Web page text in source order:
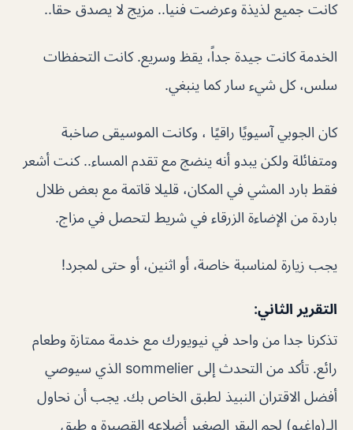
كانت جميع لذيذة وعرضت فنيا.. مزيج لا يصدق حقا..
الخدمة كانت جيدة جداً، يقظ وسريع. كانت التحفظات
سلس، كل شيء سار كما ينبغي.
كان الجوبي آسيويًا راقيًا ، وكانت الموسيقى صاخبة
ومتفائلة ولكن يبدو أنه ينضج مع تقدم المساء.. كنت أشعر
فقط بارد المشي في المكان، قليلا قاتمة مع بعض ظلال
باردة من الإضاءة الزرقاء في شريط لتحصل في مزاج.
يجب زيارة لمناسبة خاصة، أو اثنين، أو حتى لمجرد!
التقرير الثاني:
تذكرنا جدا من واحد في نيويورك مع خدمة ممتازة وطعام
رائع. تأكد من التحدث إلى sommelier الذي سيوصي
أفضل الاقتران النبيذ لطبق الخاص بك. يجب أن نحاول
الـ(واغيو) لحم البقر الصغير أضلاعه القصيرة و طبق